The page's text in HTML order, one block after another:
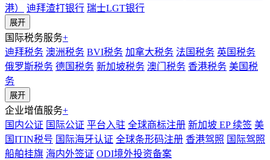
港）
迪拜渣打银行 瑞士LGT银行
展开
国际税务服务+
迪拜税务 澳洲税务 BVI税务 加拿大税务 法国税务 英国税务
俄罗斯税务 德国税务 新加坡税务 澳门税务 香港税务 美国税
务
展开
企业增值服务+
国内公证 国际公证 平台入驻 全球商标注册 新加坡 EP 续签 美
国ITIN税号 国际海牙认证 全球条形码注册 香港驾照 国际驾照
船舶挂旗 海内外签证 ODI境外投资备案